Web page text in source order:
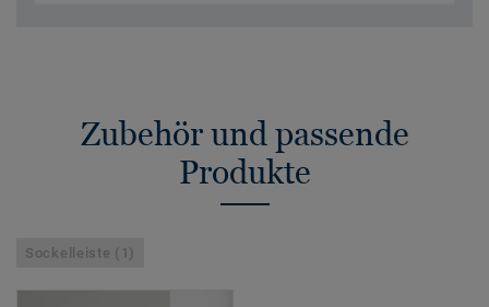
Zubehör und passende
Produkte
Sockelleiste (1)